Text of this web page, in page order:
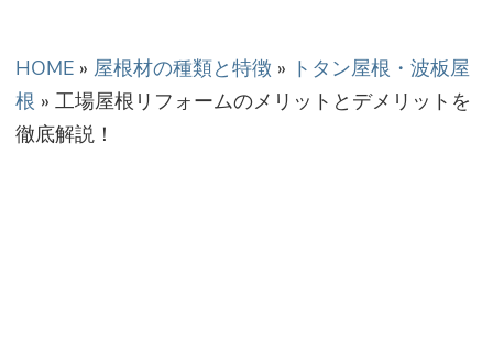
HOME » 屋根材の種類と特徴 » トタン屋根・波板屋
根 » 工場屋根リフォームのメリットとデメリットを
徹底解説！